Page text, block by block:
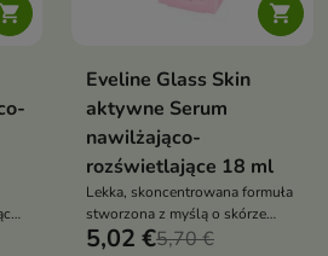
 
Eveline Glass Skin
aktywne Serum
nawilżająco-
rozświetlające 18 ml
Lekka, skoncentrowana formuła
stworzona z myślą o skórze
pozbawionej blasku,
5,02 €5,70 €